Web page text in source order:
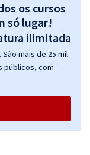
os cursos
só lugar!
mais de 25 mil
públicos, com